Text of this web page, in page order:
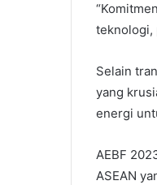
teknologi,
Selain
yang
energi
AEBF
ASEAN